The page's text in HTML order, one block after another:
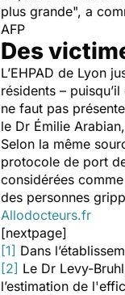
plus grande", a
AFP
Des
L’EHPAD de Lyon
résidents –
ne faut pas
le Dr Émilie
Selon la même
protocole de port
considérées
des personnes
Allodocteurs.fr
[nextpage]
[1] Dans
[2] Le Dr Levy-
l’estimation de